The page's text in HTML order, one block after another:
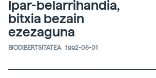
Ipar-belarrihandia,
bitxia bezain
ezezaguna
BIODIBERTSITATEA 1992-06-01